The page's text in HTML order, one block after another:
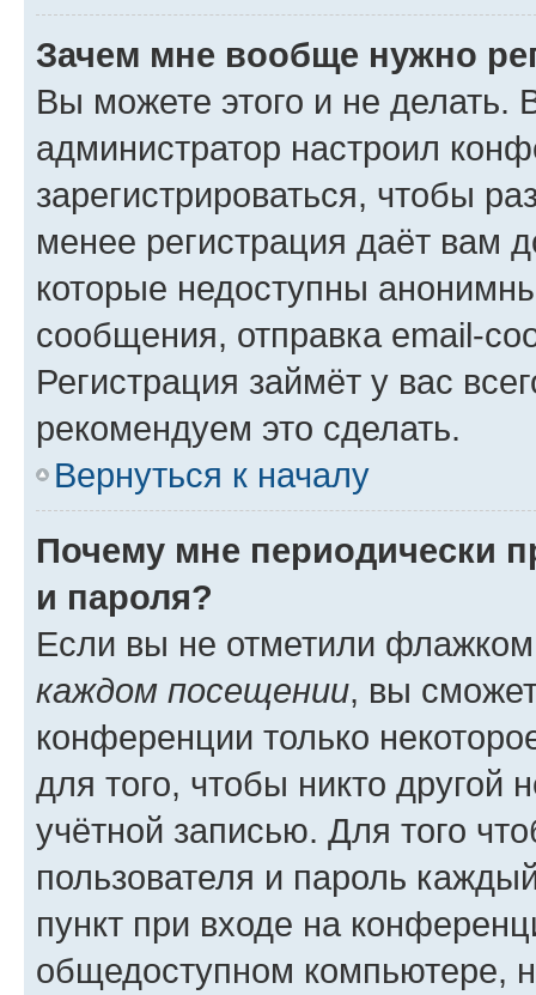
Зачем мне вообще нужно
Вы можете этого и не делать.
администратор настроил
зарегистрироваться, чтобы
менее регистрация даёт вам
которые недоступны
сообщения, отправка email-
Регистрация займёт у вас
рекомендуем это сделать.
Вернуться к началу
Почему мне периодически
и пароля?
Если вы не отметили
каждом посещении, вы
конференции только
для того, чтобы никто другой
учётной записью. Для того
пользователя и пароль
пункт при входе на
общедоступном компьютере,